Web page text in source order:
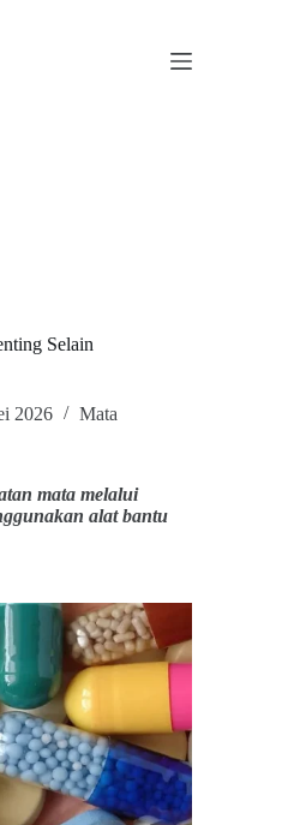
Selain
2026 Mata
mata melalui
alat bantu